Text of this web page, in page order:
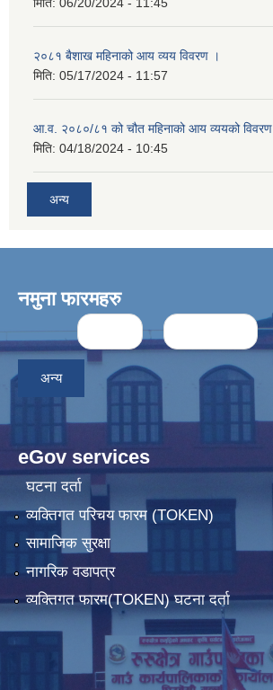
मिति: 06/20/2024 - 11:45
२०८१ बैशाख महिनाको आय व्यय विवरण ।
मिति: 05/17/2024 - 11:57
आ.व. २०८०/८१ को चौत महिनाको आय व्ययको विवरण
मिति: 04/18/2024 - 10:45
अन्य
नमुना फारमहरु
Pages
अन्य
eGov services
घटना दर्ता
व्यक्तिगत परिचय फारम (TOKEN)
सामाजिक सुरक्षा
नागरिक वडापत्र
व्यक्तिगत फारम(TOKEN) घटना दर्ता